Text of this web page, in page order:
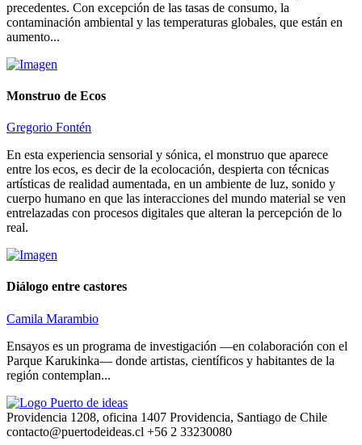
precedentes. Con excepción de las tasas de consumo, la
contaminación ambiental y las temperaturas globales, que están en
aumento...
Monstruo de Ecos
Gregorio Fontén
En esta experiencia sensorial y sónica, el monstruo que aparece
entre los ecos, es decir de la ecolocación, despierta con técnicas
artísticas de realidad aumentada, en un ambiente de luz, sonido y
cuerpo humano en que las interacciones del mundo material se ven
entrelazadas con procesos digitales que alteran la percepción de lo
real.
Diálogo entre castores
Camila Marambio
Ensayos es un programa de investigación —en colaboración con el
Parque Karukinka— donde artistas, científicos y habitantes de la
región contemplan...
Providencia 1208, oficina 1407 Providencia, Santiago de Chile
contacto@puertodeideas.cl +56 2 33230080